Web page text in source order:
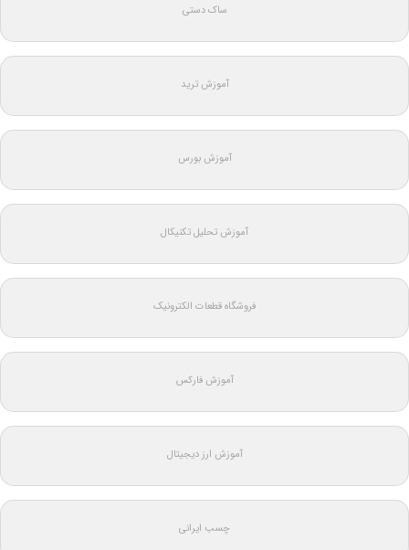
ساک دستی
آموزش ترید
آموزش بورس
آموزش تحلیل تکنیکال
فروشگاه قطعات الکترونیک
آموزش فارکس
آموزش ارز دیجیتال
چسب ایرانی